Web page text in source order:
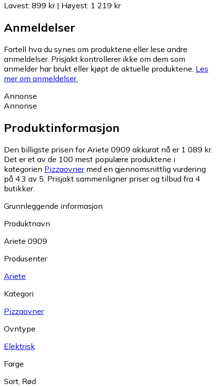
Lavest: 899 kr| Høyest: 1 219 kr
Anmeldelser
Fortell hva du synes om produktene eller lese andre
anmeldelser. Prisjakt kontrollerer ikke om dem som
anmelder har brukt eller kjøpt de aktuelle produktene. Les
mer om anmeldelser.
Annonse
Annonse
Produktinformasjon
Den billigste prisen for Ariete 0909 akkurat nå er 1 089 kr.
Det er et av de 100 mest populære produktene i
kategorien Pizzaovnermed en gjennomsnittlig vurdering
på 4.3 av 5. Prisjakt sammenligner priser og tilbud fra 4
butikker.
Grunnleggende informasjon
Produktnavn
Ariete 0909
Produsenter
Ariete
Kategori
Pizzaovner
Ovntype
Elektrisk
Farge
Sort, Rød